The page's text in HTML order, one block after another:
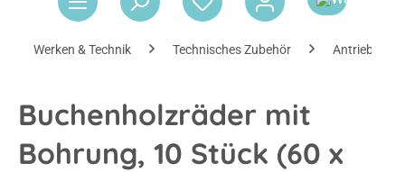
Werken & Technik Technisches Zubehör Antriebe &
Buchenholzräder mit
Bohrung, 10 Stück (60 x